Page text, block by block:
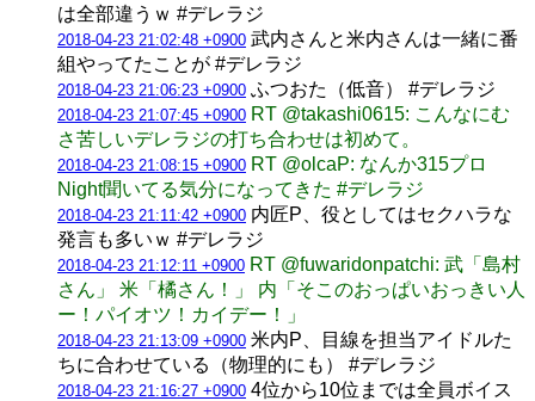
は全部違うｗ #デレラジ
2018-04-23 21:02:48 +0900 武内さんと米内さんは一緒に番
組やってたことが #デレラジ
2018-04-23 21:06:23 +0900 ふつおた（低音） #デレラジ
2018-04-23 21:07:45 +0900 RT @takashi0615: こんなにむ
さ苦しいデレラジの打ち合わせは初めて。
2018-04-23 21:08:15 +0900 RT @olcaP: なんか315プロ
Night聞いてる気分になってきた #デレラジ
2018-04-23 21:11:42 +0900 内匠P、役としてはセクハラな
発言も多いｗ #デレラジ
2018-04-23 21:12:11 +0900 RT @fuwaridonpatchi: 武「島村
さん」 米「橘さん！」 内「そこのおっぱいおっきい人
ー！パイオツ！カイデー！」
2018-04-23 21:13:09 +0900 米内P、目線を担当アイドルた
ちに合わせている（物理的にも） #デレラジ
2018-04-23 21:16:27 +0900 4位から10位までは全員ボイス